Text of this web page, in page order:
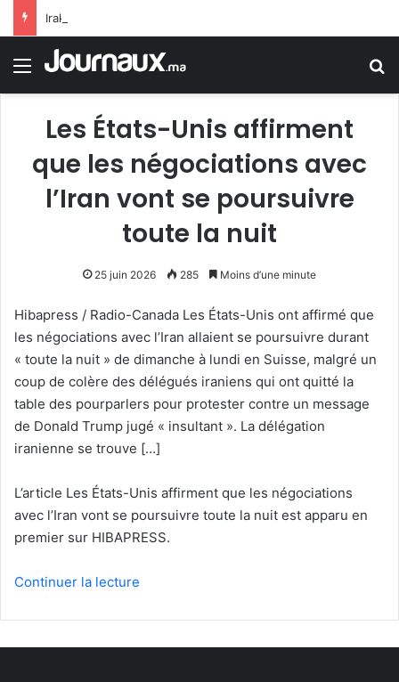
Menu
Les États-Unis affirment
que les négociations avec
l’Iran vont se poursuivre
toute la nuit
25 juin 2026 285 Moins d’une minute
Hibapress / Radio-Canada Les États-Unis ont affirmé que
les négociations avec l’Iran allaient se poursuivre durant
« toute la nuit » de dimanche à lundi en Suisse, malgré un
coup de colère des délégués iraniens qui ont quitté la
table des pourparlers pour protester contre un message
de Donald Trump jugé « insultant ». La délégation
iranienne se trouve […]
L’article Les États-Unis affirment que les négociations
avec l’Iran vont se poursuivre toute la nuit est apparu en
premier sur HIBAPRESS.
Continuer la lecture